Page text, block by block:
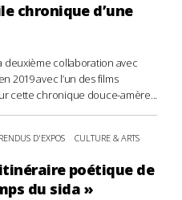
chronique d’une
deuxième collaboration avec
2019 avec l’un des films
cette chronique douce-amère...
D'EXPOS CULTURE & ARTS
poétique de
du sida »